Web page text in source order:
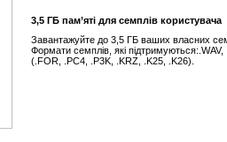
3,5 ГБ пам’яті для семплів користувача
Завантажуйте до 3,5 ГБ ваших власних
Формати семплів, які
(.FOR, .PC4, .P3K, .KRZ, .K25, .K26).